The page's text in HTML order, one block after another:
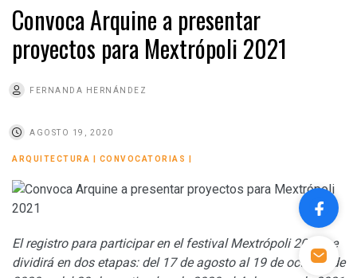
Convoca Arquine a presentar
proyectos para Mextrópoli 2021
FERNANDA HERNÁNDEZ
AGOSTO 19, 2020
ARQUITECTURA CONVOCATORIAS
El registro para participar en el festival Mextrópoli 2021 se
dividirá en dos etapas: del 17 de agosto al 19 de octubre de